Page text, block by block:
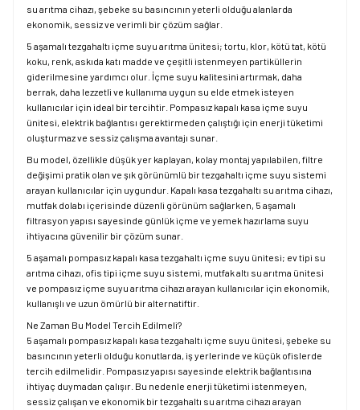
su arıtma cihazı, şebeke su basıncının yeterli olduğu alanlarda
ekonomik, sessiz ve verimli bir çözüm sağlar.
5 aşamalı tezgahaltı içme suyu arıtma ünitesi; tortu, klor, kötü tat, kötü
koku, renk, askıda katı madde ve çeşitli istenmeyen partiküllerin
giderilmesine yardımcı olur. İçme suyu kalitesini artırmak, daha
berrak, daha lezzetli ve kullanıma uygun su elde etmek isteyen
kullanıcılar için ideal bir tercihtir. Pompasız kapalı kasa içme suyu
ünitesi, elektrik bağlantısı gerektirmeden çalıştığı için enerji tüketimi
oluşturmaz ve sessiz çalışma avantajı sunar.
Bu model, özellikle düşük yer kaplayan, kolay montaj yapılabilen, filtre
değişimi pratik olan ve şık görünümlü bir tezgahaltı içme suyu sistemi
arayan kullanıcılar için uygundur. Kapalı kasa tezgahaltı su arıtma cihazı,
mutfak dolabı içerisinde düzenli görünüm sağlarken, 5 aşamalı
filtrasyon yapısı sayesinde günlük içme ve yemek hazırlama suyu
ihtiyacına güvenilir bir çözüm sunar.
5 aşamalı pompasız kapalı kasa tezgahaltı içme suyu ünitesi; ev tipi su
arıtma cihazı, ofis tipi içme suyu sistemi, mutfak altı su arıtma ünitesi
ve pompasız içme suyu arıtma cihazı arayan kullanıcılar için ekonomik,
kullanışlı ve uzun ömürlü bir alternatiftir.
Ne Zaman Bu Model Tercih Edilmeli?
5 aşamalı pompasız kapalı kasa tezgahaltı içme suyu ünitesi, şebeke su
basıncının yeterli olduğu konutlarda, iş yerlerinde ve küçük ofislerde
tercih edilmelidir. Pompasız yapısı sayesinde elektrik bağlantısına
ihtiyaç duymadan çalışır. Bu nedenle enerji tüketimi istenmeyen,
sessiz çalışan ve ekonomik bir tezgahaltı su arıtma cihazı arayan